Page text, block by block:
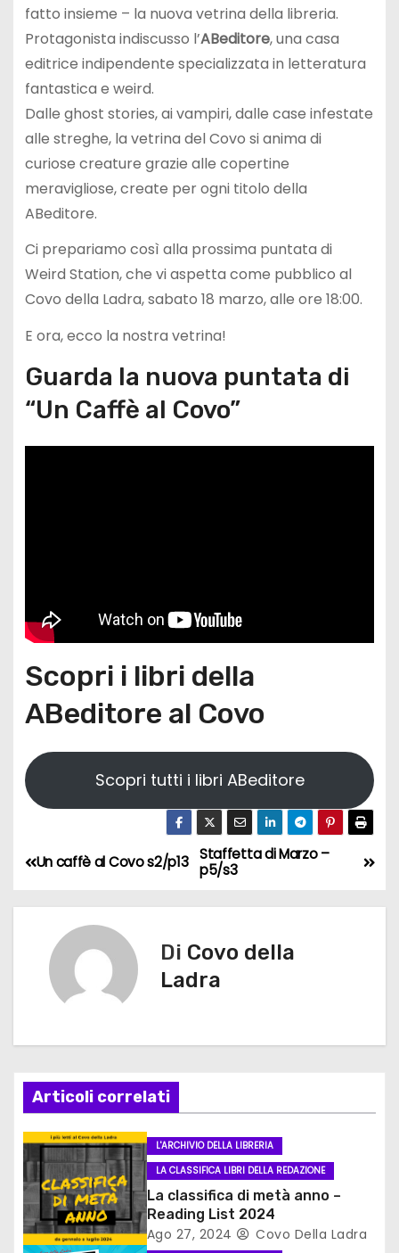
fatto insieme – la nuova vetrina della libreria.
Protagonista indiscusso l’ABeditore, una casa
editrice indipendente specializzata in letteratura
fantastica e weird.
Dalle ghost stories, ai vampiri, dalle case infestate
alle streghe, la vetrina del Covo si anima di
curiose creature grazie alle copertine
meravigliose, create per ogni titolo della
ABeditore.
Ci prepariamo così alla prossima puntata di
Weird Station, che vi aspetta come pubblico al
Covo della Ladra, sabato 18 marzo, alle ore 18:00.
E ora, ecco la nostra vetrina!
Guarda la nuova puntata di
“Un Caffè al Covo”
Scopri i libri della
ABeditore al Covo
Scopri tutti i libri ABeditore
N
a
a
z
i
o
n
e
Staffetta di Marzo –
p5/s3
Un caffè al Covo s2/p13
Di Covo della
Ladra
Articoli correlati
L'ARCHIVIO DELLA LIBRERIA
LA CLASSIFICA LIBRI DELLA REDAZIONE
La classifica di metà anno –
Reading List 2024
Ago 27, 2024 Covo Della Ladra